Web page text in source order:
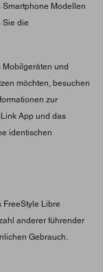
Smartphone Modellen
Sie die
Mobilgeräten und
möchten, besuchen
zur
App und das
identischen
FreeStyle Libre
anderer führender
Gebrauch.